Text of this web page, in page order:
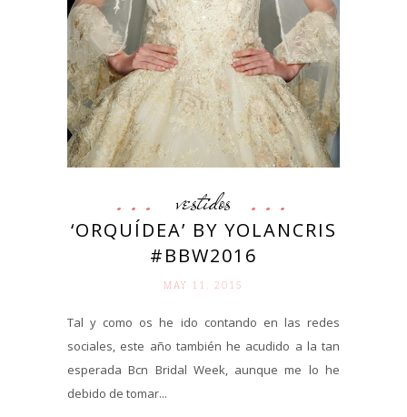
vestidos
‘ORQUÍDEA’ BY YOLANCRIS
#BBW2016
MAY 11. 2015
Tal y como os he ido contando en las redes
sociales, este año también he acudido a la tan
esperada Bcn Bridal Week, aunque me lo he
debido de tomar...